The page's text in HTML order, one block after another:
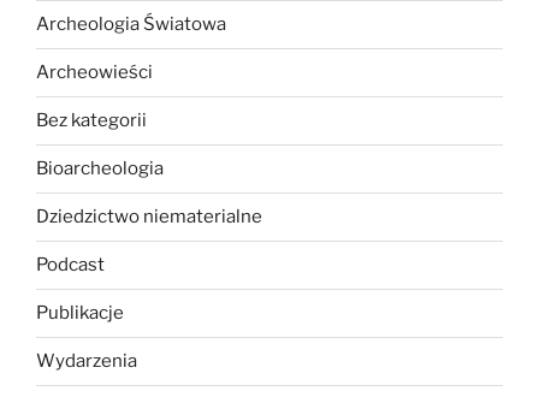
Archeologia Światowa
Archeowieści
Bez kategorii
Bioarcheologia
Dziedzictwo niematerialne
Podcast
Publikacje
Wydarzenia